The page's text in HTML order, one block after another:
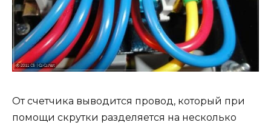
От счетчика выводится провод, который при
помощи скрутки разделяется на несколько